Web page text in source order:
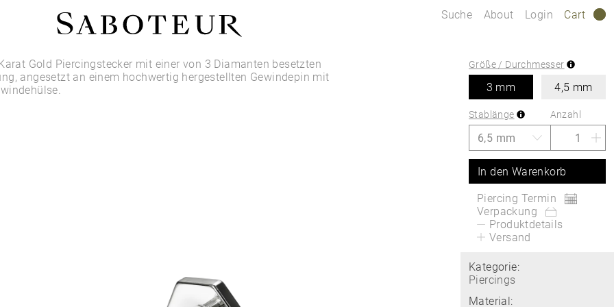
Suche About Login Cart
Shop by Area
LOBE
Gold Piercingstecker mit einer von 3 Diamanten besetzten
angesetzt an einem hochwertig hergestellten Gewindepin mit
Größe / Durchmesser
3 mm 4,5 mm
Stablänge Anzahl
In den Warenkorb
Piercing Termin
Verpackung
Produktdetails
Kategorie:
Piercings
Material:
Versand